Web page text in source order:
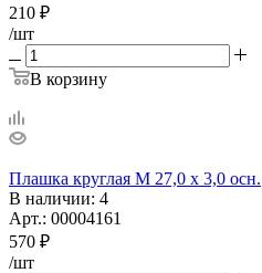
210 ₽
/шт
В корзину
Плашка круглая М 27,0 х 3,0 осн.
В наличии: 4
Арт.: 00004161
570 ₽
/шт